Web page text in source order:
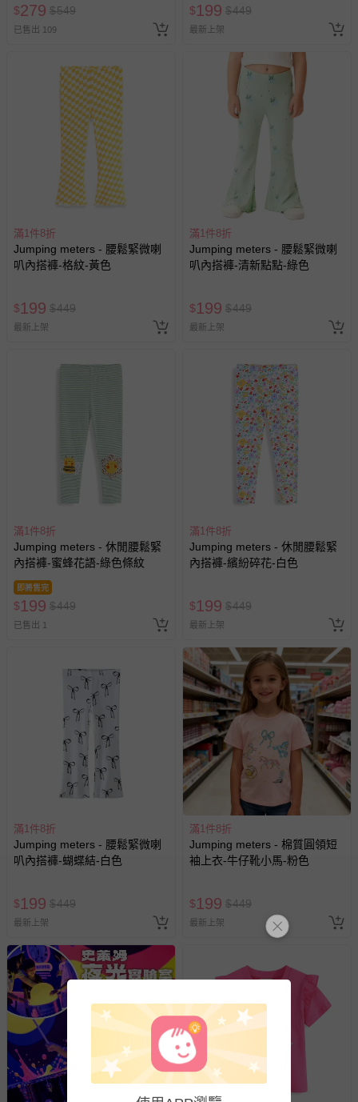
相關的退換貨辦理流程，可詳見：退換貨 & 退款問題
其他常見問題：
運送服務：目前提供的運送僅限台灣本島。如您位於離島地
區，可能會無法配送，或須依據商品需加收離島運費。廠商
亦保留出貨與否的權利。離島、偏遠地區、樓層親送等加價
費用，可能會另需加收。
商品實際的配達日期，可於訂單個人資料內的查詢訂單內，
已出貨通知之訊息為主。
如您收到商品，請依正常流程檢查是否完好，若商品遇瑕疵
情形，您可申請更換新品或退貨，請見：
退貨的辦理流程。
若您對於會員帳號、商品訂購與資訊、購物流程、付款方
問，你可詳見：
媽咪愛客服中心。
預購商品：預購為海外同步代購，遇缺貨即會通知媽咪並協
商品如因「價格、組合」等錯誤原因，導致無法安排出貨，
會主動以簡訊及mail通知訂單取消事宜，並將提供適當補
$279 $549
已售出 109
$199 $449
最新上架
滿1件8折
Jumping meters - 腰鬆緊微喇
叭內搭褲-格紋-黃色
$199 $449
最新上架
滿1件8折
Jumping meters - 腰鬆緊微喇
叭內搭褲-清新點點-綠色
$199 $449
最新上架
滿1件8折
Jumping meters - 休閒腰鬆緊
內搭褲-蜜蜂花語-綠色條紋
即將售完
$199 $449
已售出 1
滿1件8折
Jumping meters - 休閒腰鬆緊
內搭褲-繽紛碎花-白色
$199 $449
最新上架
滿1件8折
Jumping meters - 腰鬆緊微喇
叭內搭褲-蝴蝶結-白色
$199 $449
最新上架
滿1件8折
Jumping meters - 棉質圓領短
袖上衣-牛仔靴小馬-粉色
$199 $449
最新上架